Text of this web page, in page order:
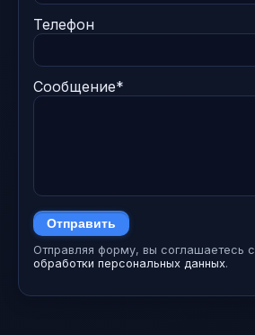
Телефон
Сообщение*
Отправить
Отправляя форму, вы соглашаетесь с
обработки персональных данных.